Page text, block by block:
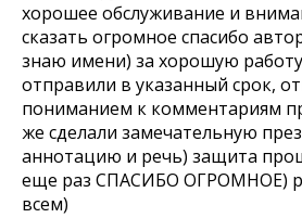
хорошее обслуживание и
сказать огромное спасибо
знаю имени) за хорошую
отправили в указанный срок,
пониманием к комментариям
же сделали замечательную
аннотацию и речь) защита
еще раз СПАСИБО ОГРОМНОЕ)
всем)